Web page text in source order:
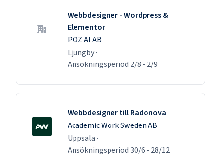
Webbdesigner - Wordpress &
Elementor
POZ AI AB
Ljungby·
Ansökningsperiod 2/8 - 2/9
Webbdesigner till Radonova
Academic Work Sweden AB
Uppsala ·
Ansökningsperiod30/6 - 28/12